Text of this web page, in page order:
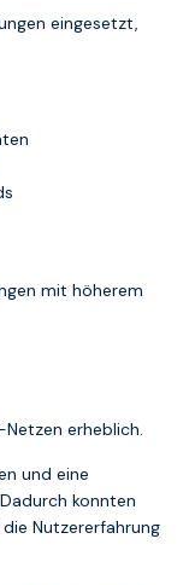
eingesetzt,
mit höherem
Netzen erheblich.
und eine
konnten
Nutzererfahrung